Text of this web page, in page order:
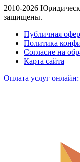
2010-2026
защищены.
Публичная
Политика
Согласие на
Карта сайта
Оплата услуг онлайн: